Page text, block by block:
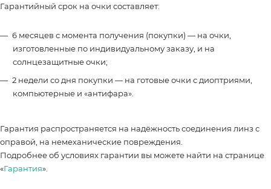
Гарантийный срок на очки составляет:
6 месяцев с момента получения (покупки) — на очки,
изготовленные по индивидуальному заказу, и на
солнцезащитные очки;
2 недели со дня покупки — на готовые очки с диоптриями,
компьютерные и «антифара».
Гарантия распространяется на надёжность соединения линз с
оправой, на немеханические повреждения.
Подробнее об условиях гарантии вы можете найти на странице
«Гарантия».